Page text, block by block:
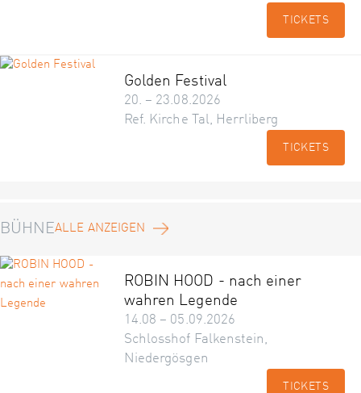
TICKETS
Golden Festival
20. – 23.08.2026
Ref. Kirche Tal, Herrliberg
TICKETS
BÜHNEALLE ANZEIGEN
ROBIN HOOD - nach einer
wahren Legende
14.08 – 05.09.2026
Schlosshof Falkenstein,
Niedergösgen
TICKETS